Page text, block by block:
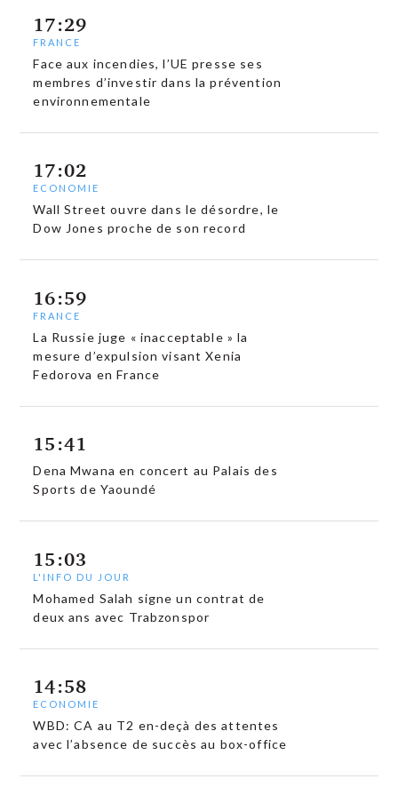
17:29
FRANCE
Face aux incendies, l’UE presse ses
membres d’investir dans la prévention
environnementale
17:02
ECONOMIE
Wall Street ouvre dans le désordre, le
Dow Jones proche de son record
16:59
FRANCE
La Russie juge « inacceptable » la
mesure d’expulsion visant Xenia
Fedorova en France
15:41
Dena Mwana en concert au Palais des
Sports de Yaoundé
15:03
L'INFO DU JOUR
Mohamed Salah signe un contrat de
deux ans avec Trabzonspor
14:58
ECONOMIE
WBD: CA au T2 en-deçà des attentes
avec l’absence de succès au box-office